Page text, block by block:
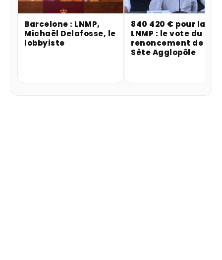
Barcelone : LNMP,
Michaël Delafosse, le
lobbyiste
840 420 € pour la
LNMP : le vote du
renoncement de
Sète Agglopôle